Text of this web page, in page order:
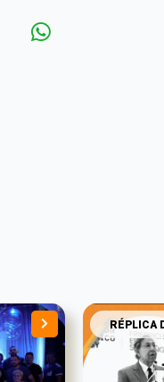
RÉPLICA